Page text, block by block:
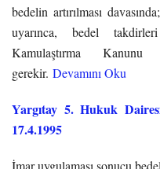
bedelin artırılması
uyarınca, bedel
Kamulaştırma
gerekir. Devamını Oku
Yargıtay 5. Hukuk
17.4.1995
İmar uygulaması sonucu